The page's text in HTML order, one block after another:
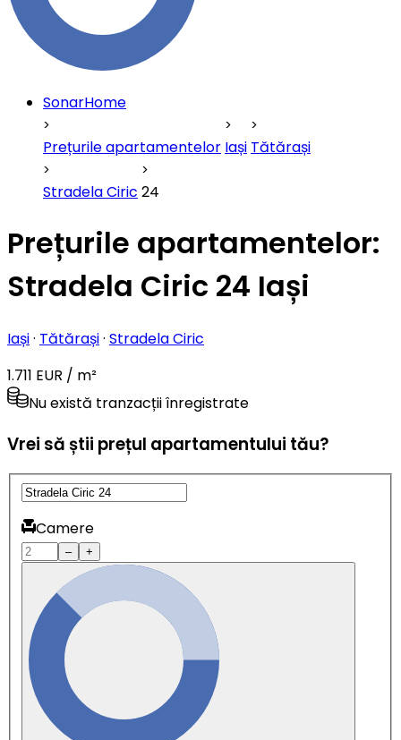
SonarHome
Prețurile apartamentelor Iași Tătărași
Stradela Ciric 24
Prețurile apartamentelor:
Stradela Ciric 24 Iași
Iași· Tătărași· Stradela Ciric
1.711 EUR / m²
Nu există tranzacții înregistrate
Vrei să știi prețul apartamentului tău?
Camere
– +